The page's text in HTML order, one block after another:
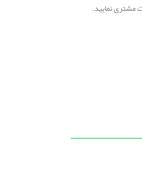
مشتری نمایید.